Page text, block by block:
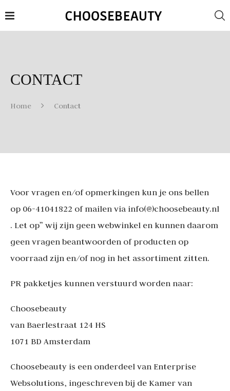
CONTACT
Home Contact
Voor vragen en/of opmerkingen kun je ons bellen
op 06-41041822 of mailen via info(@)choosebeauty.nl
. Let op” wij zijn geen webwinkel en kunnen daarom
geen vragen beantwoorden of producten op
voorraad zijn en/of nog in het assortiment zitten.
PR pakketjes kunnen verstuurd worden naar:
Choosebeauty
van Baerlestraat 124 HS
1071 BD Amsterdam
Choosebeauty is een onderdeel van Enterprise
Websolutions, ingeschreven bij de Kamer van